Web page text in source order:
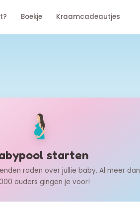
Boekje Kraamcadeautjes
starten
raden over jullie baby. Al meer dan
ouders gingen je voor!